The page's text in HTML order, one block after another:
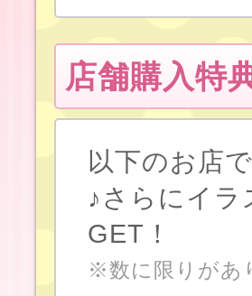
店舗購入特
以下のお店
♪さらにイ
GET！
※数に限りがあ